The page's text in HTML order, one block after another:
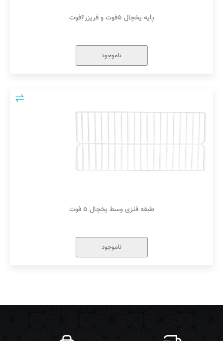
پایه یخچال ۵فوت و فریزر۶فوت
ناموجود
طبقه فلزی وسط یخچال ۵ فوت
ناموجود